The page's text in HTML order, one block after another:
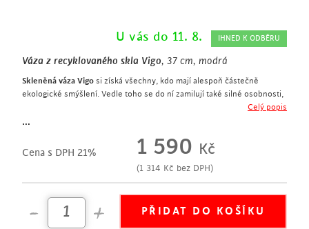
U vás do 11. 8. IHNED K ODBĚRU
Váza z recyklovaného skla Vigo, 37 cm, modrá
Skleněná váza Vigo si získá všechny, kdo mají alespoň částečně
ekologické smýšlení. Vedle toho se do ní zamilují také silné osobnosti,
váza je vyrobena z recyklovaného skla v tmavě modré barvě
...
Celý popis
Cena s DPH 21% 1 590 Kč
(1 314 Kč bez DPH)